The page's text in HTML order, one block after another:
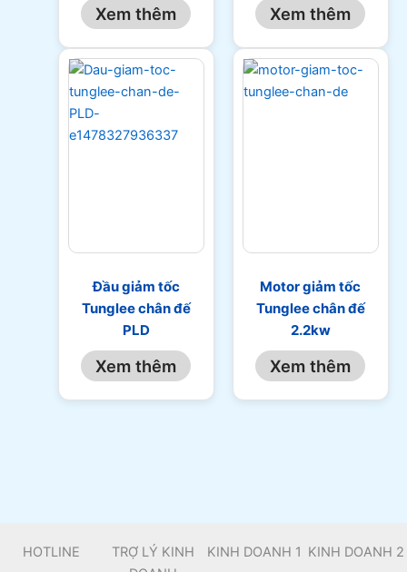
Xem thêm Xem thêm
Đầu giảm tốc
Tunglee chân đế
PLD
Xem thêm
Motor giảm tốc
Tunglee chân đế
2.2kw
Xem thêm
HOTLINE
TRỢ LÝ KINH
KINH DOANH 1 KINH DOANH 2